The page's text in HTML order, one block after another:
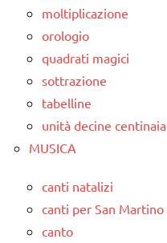
moltiplicazione
orologio
quadrati magici
sottrazione
tabelline
unità decine centinaia
MUSICA
canti natalizi
canti per San Martino
canto